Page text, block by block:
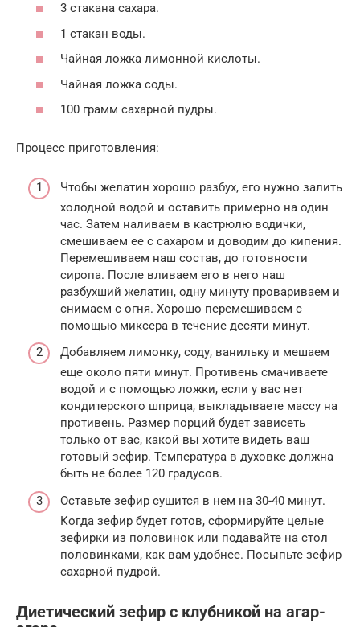
3 стакана сахара.
1 стакан воды.
Чайная ложка лимонной кислоты.
Чайная ложка соды.
100 грамм сахарной пудры.
Процесс приготовления:
Чтобы желатин хорошо разбух, его нужно залить
холодной водой и оставить примерно на один
час. Затем наливаем в кастрюлю водички,
смешиваем ее с сахаром и доводим до кипения.
Перемешиваем наш состав, до готовности
сиропа. После вливаем его в него наш
разбухший желатин, одну минуту провариваем и
снимаем с огня. Хорошо перемешиваем с
помощью миксера в течение десяти минут.
Добавляем лимонку, соду, ванильку и мешаем
еще около пяти минут. Противень смачиваете
водой и с помощью ложки, если у вас нет
кондитерского шприца, выкладываете массу на
противень. Размер порций будет зависеть
только от вас, какой вы хотите видеть ваш
готовый зефир. Температура в духовке должна
быть не более 120 градусов.
Оставьте зефир сушится в нем на 30-40 минут.
Когда зефир будет готов, сформируйте целые
зефирки из половинок или подавайте на стол
половинками, как вам удобнее. Посыпьте зефир
сахарной пудрой.
Диетический зефир с клубникой на агар-